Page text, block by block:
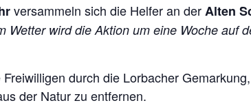
versammeln sich die Helfer an derAlten
Wetter wird die Aktion um eine Woche auf
durch die Lorbacher
der Natur zu entfernen.